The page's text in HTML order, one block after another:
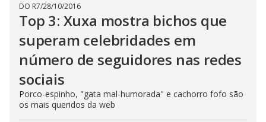
DO R7/28/10/2016
Top 3: Xuxa mostra bichos que
superam celebridades em
número de seguidores nas redes
sociais
Porco-espinho, "gata mal-humorada" e cachorro fofo são
os mais queridos da web